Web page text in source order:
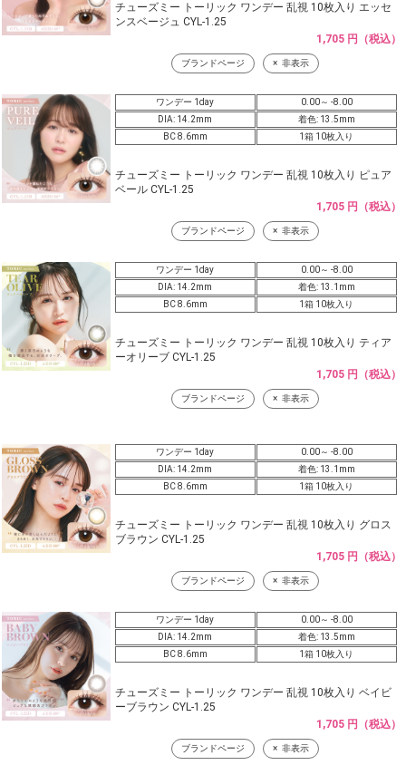
チューズミー トーリック ワンデー 乱視 10枚入り エッセ
ンスベージュ CYL-1.25
1,705 円（税込）
ブランドページ 非表示
ワンデー 1day
0.00～ -8.00
DIA: 14.2mm
着色: 13.5mm
BC 8.6mm
1箱 10枚入り
チューズミー トーリック ワンデー 乱視 10枚入り ピュア
ベール CYL-1.25
1,705 円（税込）
ブランドページ 非表示
ワンデー 1day
0.00～ -8.00
DIA: 14.2mm
着色: 13.1mm
BC 8.6mm
1箱 10枚入り
チューズミー トーリック ワンデー 乱視 10枚入り ティア
ーオリーブ CYL-1.25
1,705 円（税込）
ブランドページ 非表示
ワンデー 1day
0.00～ -8.00
DIA: 14.2mm
着色: 13.1mm
BC 8.6mm
1箱 10枚入り
チューズミー トーリック ワンデー 乱視 10枚入り グロス
ブラウン CYL-1.25
1,705 円（税込）
ブランドページ 非表示
ワンデー 1day
0.00～ -8.00
DIA: 14.2mm
着色: 13.5mm
BC 8.6mm
1箱 10枚入り
チューズミー トーリック ワンデー 乱視 10枚入り ベイビ
ーブラウン CYL-1.25
1,705 円（税込）
ブランドページ 非表示